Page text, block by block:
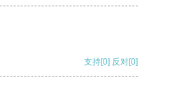
支持[0] 反对[0]